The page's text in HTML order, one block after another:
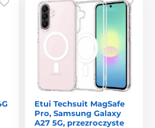
Etui Techsuit MagSafe
Pro, Samsung Galaxy
A27 5G, przezroczyste